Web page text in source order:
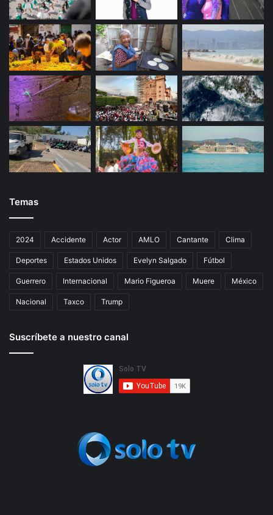
Temas
2024 Accidente Actor AMLO Cantante Clima
Deportes Estados Unidos Evelyn Salgado Fútbol
Guerrero Internacional Mario Figueroa Muere México
Nacional Taxco Trump
Suscríbete a nuestro canal